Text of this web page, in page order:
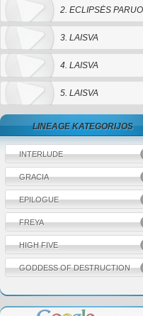
2. ECLIPSĖS
3. LAISVA
4. LAISVA
5. LAISVA
LINEAGE KATEGORIJOS
INTERLUDE
GRACIA
EPILOGUE
FREYA
HIGH FIVE
GODDESS OF DESTRUCTION